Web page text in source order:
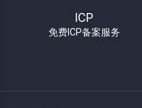
ICP
免费ICP备案服务